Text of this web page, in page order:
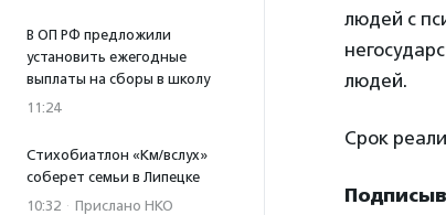
В ОП РФ предложили
установить ежегодные
выплаты на сборы в школу
11:24
Стихобиатлон «Км/вслух»
соберет семьи в Липецке
10:32 · Прислано НКО
людей с
людей.
Срок